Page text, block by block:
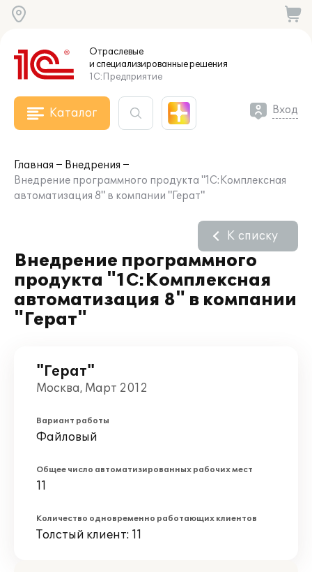
Отраслевые
и специализированныерешения
1С:Предприятие
Каталог Вход
Главная
Внедрения
Внедрение программного продукта "1С:Комплексная
автоматизация 8" в компании "Герат"
Внедрение программного
продукта "1С:Комплексная
автоматизация 8" в компании
"Герат"
К списку
"Герат"
Москва, Март 2012
Вариант работы
Файловый
Общее число автоматизированных рабочих мест
11
Количество одновременно работающих клиентов
Толстый клиент: 11